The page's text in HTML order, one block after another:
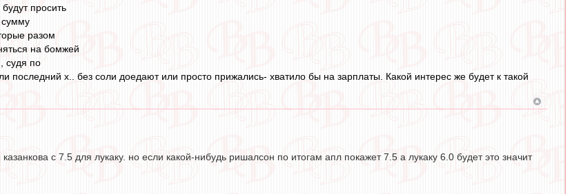
просить
сумму
разом
на бомжей
судя по
последний х.. без соли доедают или просто прижались- хватило бы на зарплаты. Какой интерес же будет к такой
с 7.5 для лукаку. но если какой-нибудь ришалсон по итогам апл покажет 7.5 а лукаку 6.0 будет это значит